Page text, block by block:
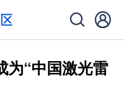
为“中国激光雷